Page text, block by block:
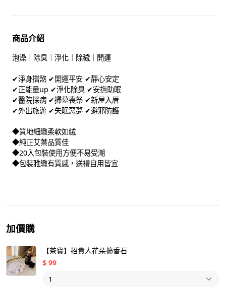
商品介紹
泡澡｜除臭｜淨化｜除穢｜開運
✔淨身擋煞 ✔開運平安 ✔靜心安定
✔正能量up ✔淨化除臭 ✔安撫助眠
✔醫院探病 ✔掃墓喪祭 ✔新屋入厝
✔外出旅遊 ✔失眠惡夢 ✔避邪防護
◆質地細緻柔軟如絨
◆純正艾葉品質佳
◆20入包裝使用方便不易受潮
◆包裝雅緻有質感，送禮自用皆宜
加價購
【茶寶】招貴人花朵擴香石
$ 99